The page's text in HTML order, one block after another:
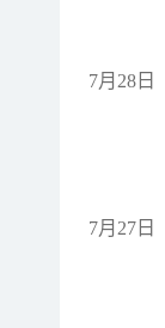
7月28日
7月27日